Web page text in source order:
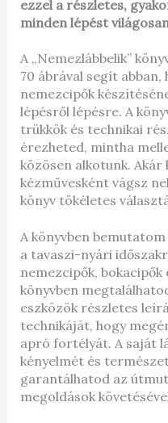
ezzel a részletes,
minden lépést
A „Nemezlábbelik”
70 ábrával segít
nemezcipők
lépésről lépésre. A
trükkök és technikai
érezheted, mintha
közösen alkotunk.
kézművesként vágsz
könyv tökéletes
A könyvben
a tavaszi-nyári
nemezcipők,
könyvben
eszközök részletes
technikáját, hogy
apró fortélyát. A saját
kényelmét és
garantálhatod az
megoldások